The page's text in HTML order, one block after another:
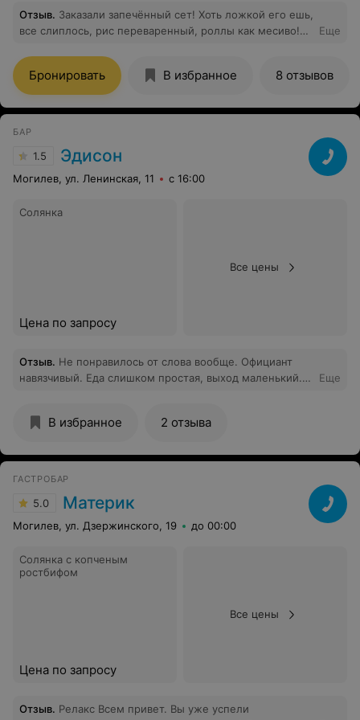
Отзыв. Заказали запечённый сет! Хоть ложкой его ешь,
все слиплось, рис переваренный, роллы как месиво!
Еще
Бронировать В избранное 8 отзывов
БАР
1.5 Эдисон
Могилев, ул. Ленинская, 11 с 16:00
Солянка
Цена по запросу
Все цены
Отзыв. Не понравилось от слова вообще. Официант
навязчивый. Еда слишком простая, выход маленький.
принципе. Не скажу, что заоблачно дорого, но на свою
удобные, чтобы за них сесть, нужно постоянно что-то
двигать, перемещать. Гардероба, комнаты для курения
ребёнок. Очень дымно, воздух спертый до
невозможности.
Еще
В избранное 2 отзыва
ГАСТРОБАР
5.0 Материк
Могилев, ул. Дзержинского, 19 до 00:00
Солянка с копченым
ростбифом
Цена по запросу
Все цены
Отзыв. Релакс Всем привет. Вы уже успели